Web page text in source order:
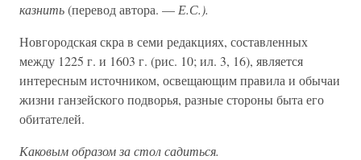
казнить(перевод автора. — Е.С.).
Новгородская скра в семи редакциях, составленных
между 1225 г. и 1603 г. (рис. 10; ил. 3, 16), является
интересным источником, освещающим правила и обычаи
жизни ганзейского подворья, разные стороны быта его
обитателей.
Каковым образом за стол садиться.